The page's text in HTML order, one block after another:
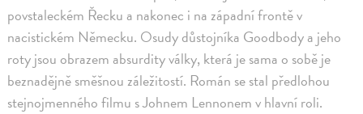
povstaleckém Řecku a nakonec i na západní frontě v
nacistickém Německu. Osudy důstojníka Goodbody a jeho
roty jsou obrazem absurdity války, která je sama o sobě je
beznadějně směšnou záležitostí. Román se stal předlohou
stejnojmenného filmu s Johnem Lennonem v hlavní roli.